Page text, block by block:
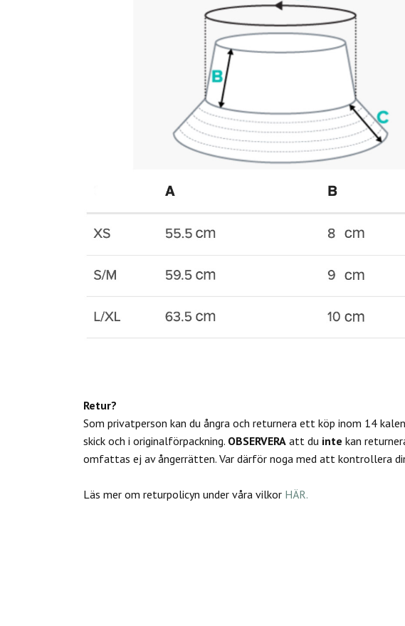
Retur?
Som privatperson kan du ångra och returnera ett köp inom 14
skick och i originalförpackning. OBSERVERA att du inte kan
omfattas ej av ångerrätten. Var därför noga med att kontrollera
Läs mer om returpolicyn under våra vilkor HÄR.